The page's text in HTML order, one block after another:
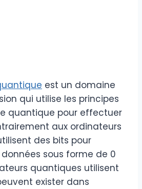
est un domaine
qui utilise les principes
quantique pour effectuer
aux ordinateurs
des bits pour
sous forme de 0
quantiques utilisent
exister dans